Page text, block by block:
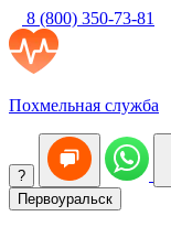
8 (800) 350-73-81
Похмельная служба
?
Первоуральск